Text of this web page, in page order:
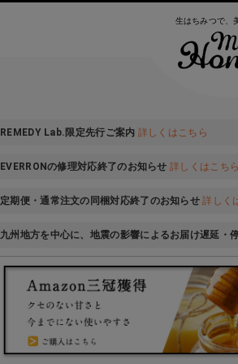
生はちみつで、
REMEDY Lab.限定先行ご案内 詳しくはこちら
EVERRONの修理対応終了のお知らせ 詳しくはこちら
定期便・通常注文の同梱対応終了のお知らせ 詳しく
九州地方を中心に、地震の影響によるお届け遅延・